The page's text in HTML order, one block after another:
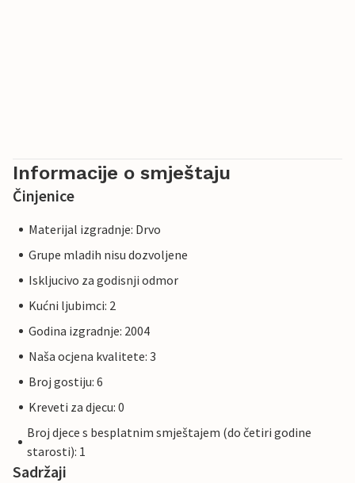
Informacije o smještaju
Činjenice
Materijal izgradnje: Drvo
Grupe mladih nisu dozvoljene
Iskljucivo za godisnji odmor
Kućni ljubimci: 2
Godina izgradnje: 2004
Naša ocjena kvalitete: 3
Broj gostiju: 6
Kreveti za djecu: 0
Broj djece s besplatnim smještajem (do četiri godine
starosti): 1
Sadržaji